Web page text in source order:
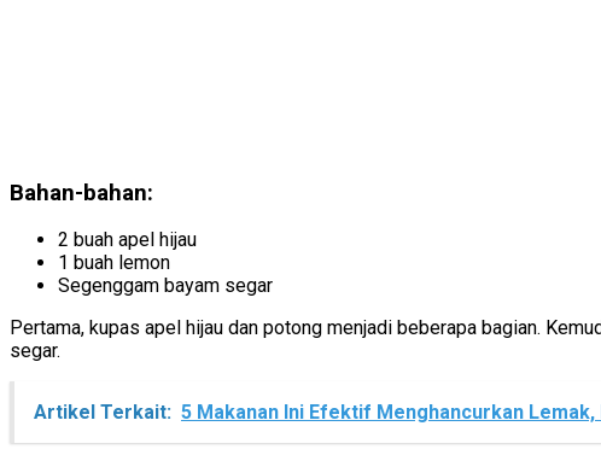
Bahan-bahan:
2 buah apel hijau
1 buah lemon
Segenggam bayam segar
Pertama, kupas apel hijau dan potong menjadi beberapa bagian.
segar.
Artikel Terkait: 5 Makanan Ini Efektif Menghancurkan Lemak,